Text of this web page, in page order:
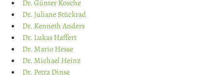
Dr. Günter Kosche
Dr. Juliane Stückrad
Dr. Kenneth Anders
Dr. Lukas Haffert
Dr. Mario Hesse
Dr. Michael Heinz
Dr. Petra Dinse